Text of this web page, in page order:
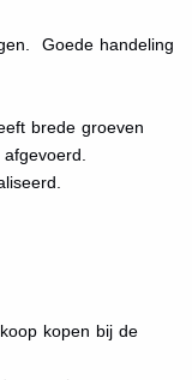
Goede handeling
brede groeven
kopen bij de